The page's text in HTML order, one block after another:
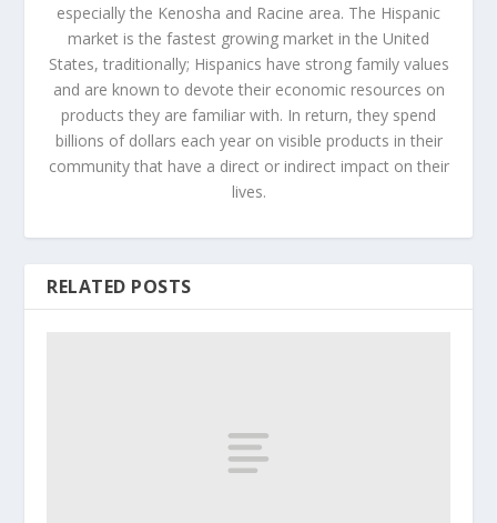
especially the Kenosha and Racine area. The Hispanic
market is the fastest growing market in the United
States, traditionally; Hispanics have strong family values
and are known to devote their economic resources on
products they are familiar with. In return, they spend
billions of dollars each year on visible products in their
community that have a direct or indirect impact on their
lives.
RELATED POSTS